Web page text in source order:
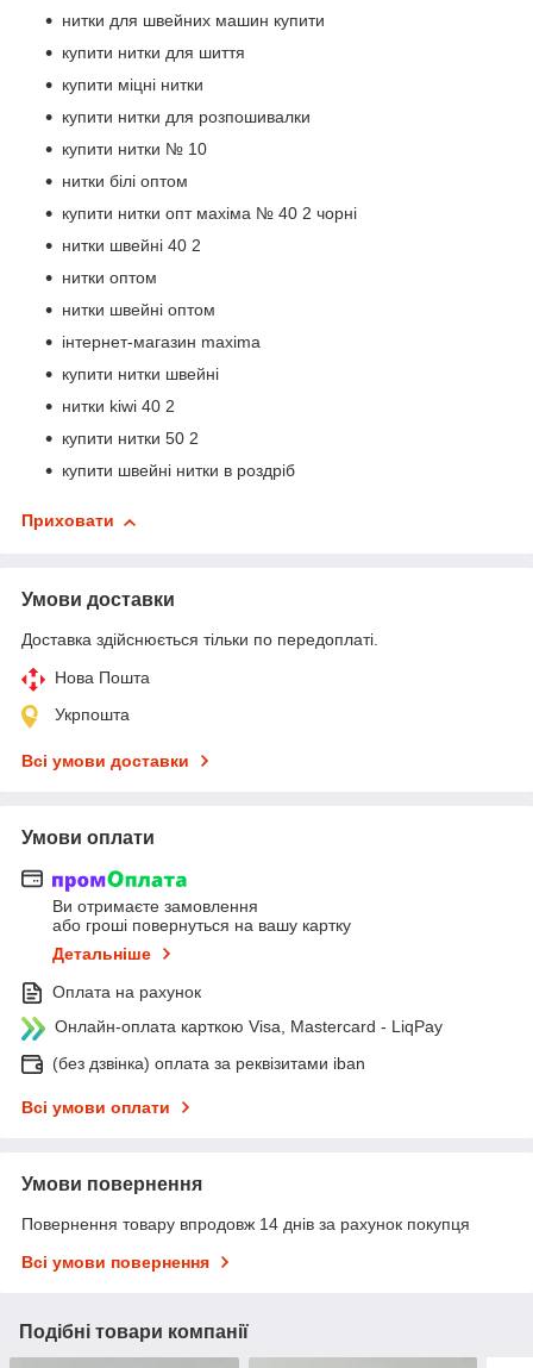
нитки для швейних машин купити
купити нитки для шиття
купити міцні нитки
купити нитки для розпошивалки
купити нитки № 10
нитки білі оптом
купити нитки опт махіма № 40 2 чорні
нитки швейні 40 2
нитки оптом
нитки швейні оптом
інтернет-магазин maxima
купити нитки швейні
нитки kiwi 40 2
купити нитки 50 2
купити швейні нитки в роздріб
Приховати
Умови доставки
Доставка здійснюється тільки по передоплаті.
Нова Пошта
Укрпошта
Всі умови доставки
Умови оплати
Ви отримаєте замовлення
або гроші повернуться на вашу картку
Детальніше
Оплата на рахунок
Онлайн-оплата карткою Visa, Mastercard - LiqPay
(без дзвінка) оплата за реквізитами iban
Всі умови оплати
Умови повернення
Повернення товару впродовж 14 днів за рахунок покупця
Всі умови повернення
Подібні товари компанії